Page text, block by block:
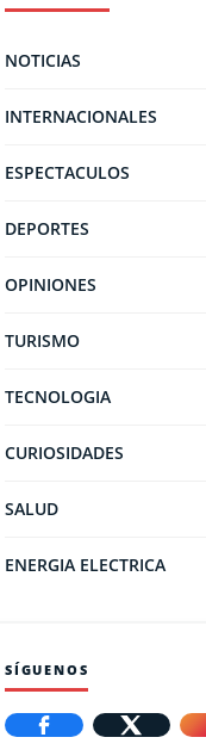
NOTICIAS
INTERNACIONALES
ESPECTACULOS
DEPORTES
OPINIONES
TURISMO
TECNOLOGIA
CURIOSIDADES
SALUD
ENERGIA ELECTRICA
SÍGUENOS